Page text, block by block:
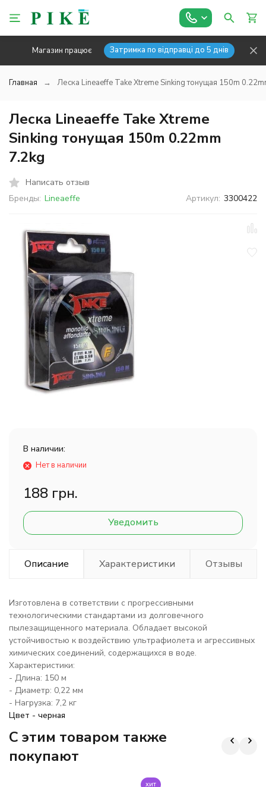
Магазин працює Затримка по відправці до 5 днів
Главная Леска Lineaeffe Take Xtreme Sinking тонущая 150m
Леска Lineaeffe Take Xtreme
Sinking тонущая 150m 0.22mm
7.2kg
Написать отзыв
Бренды: Lineaeffe Артикул: 3300422
В наличии:
Нет в наличии
188 грн.
Уведомить
Описание Характеристики Отзывы
Изготовлена в сответствии с прогрессивными
технологическими стандартами из долговечного
пылезащищенного материала. Обладает высокой
устойчивостью к воздействию ультрафиолета и агрессивных
химических соединений, содержащихся в воде.
Характеристики:
- Длина: 150 м
- Диаметр: 0,22 мм
- Нагрузка: 7,2 кг
Цвет - черная
C этим товаром также
покупают
хит